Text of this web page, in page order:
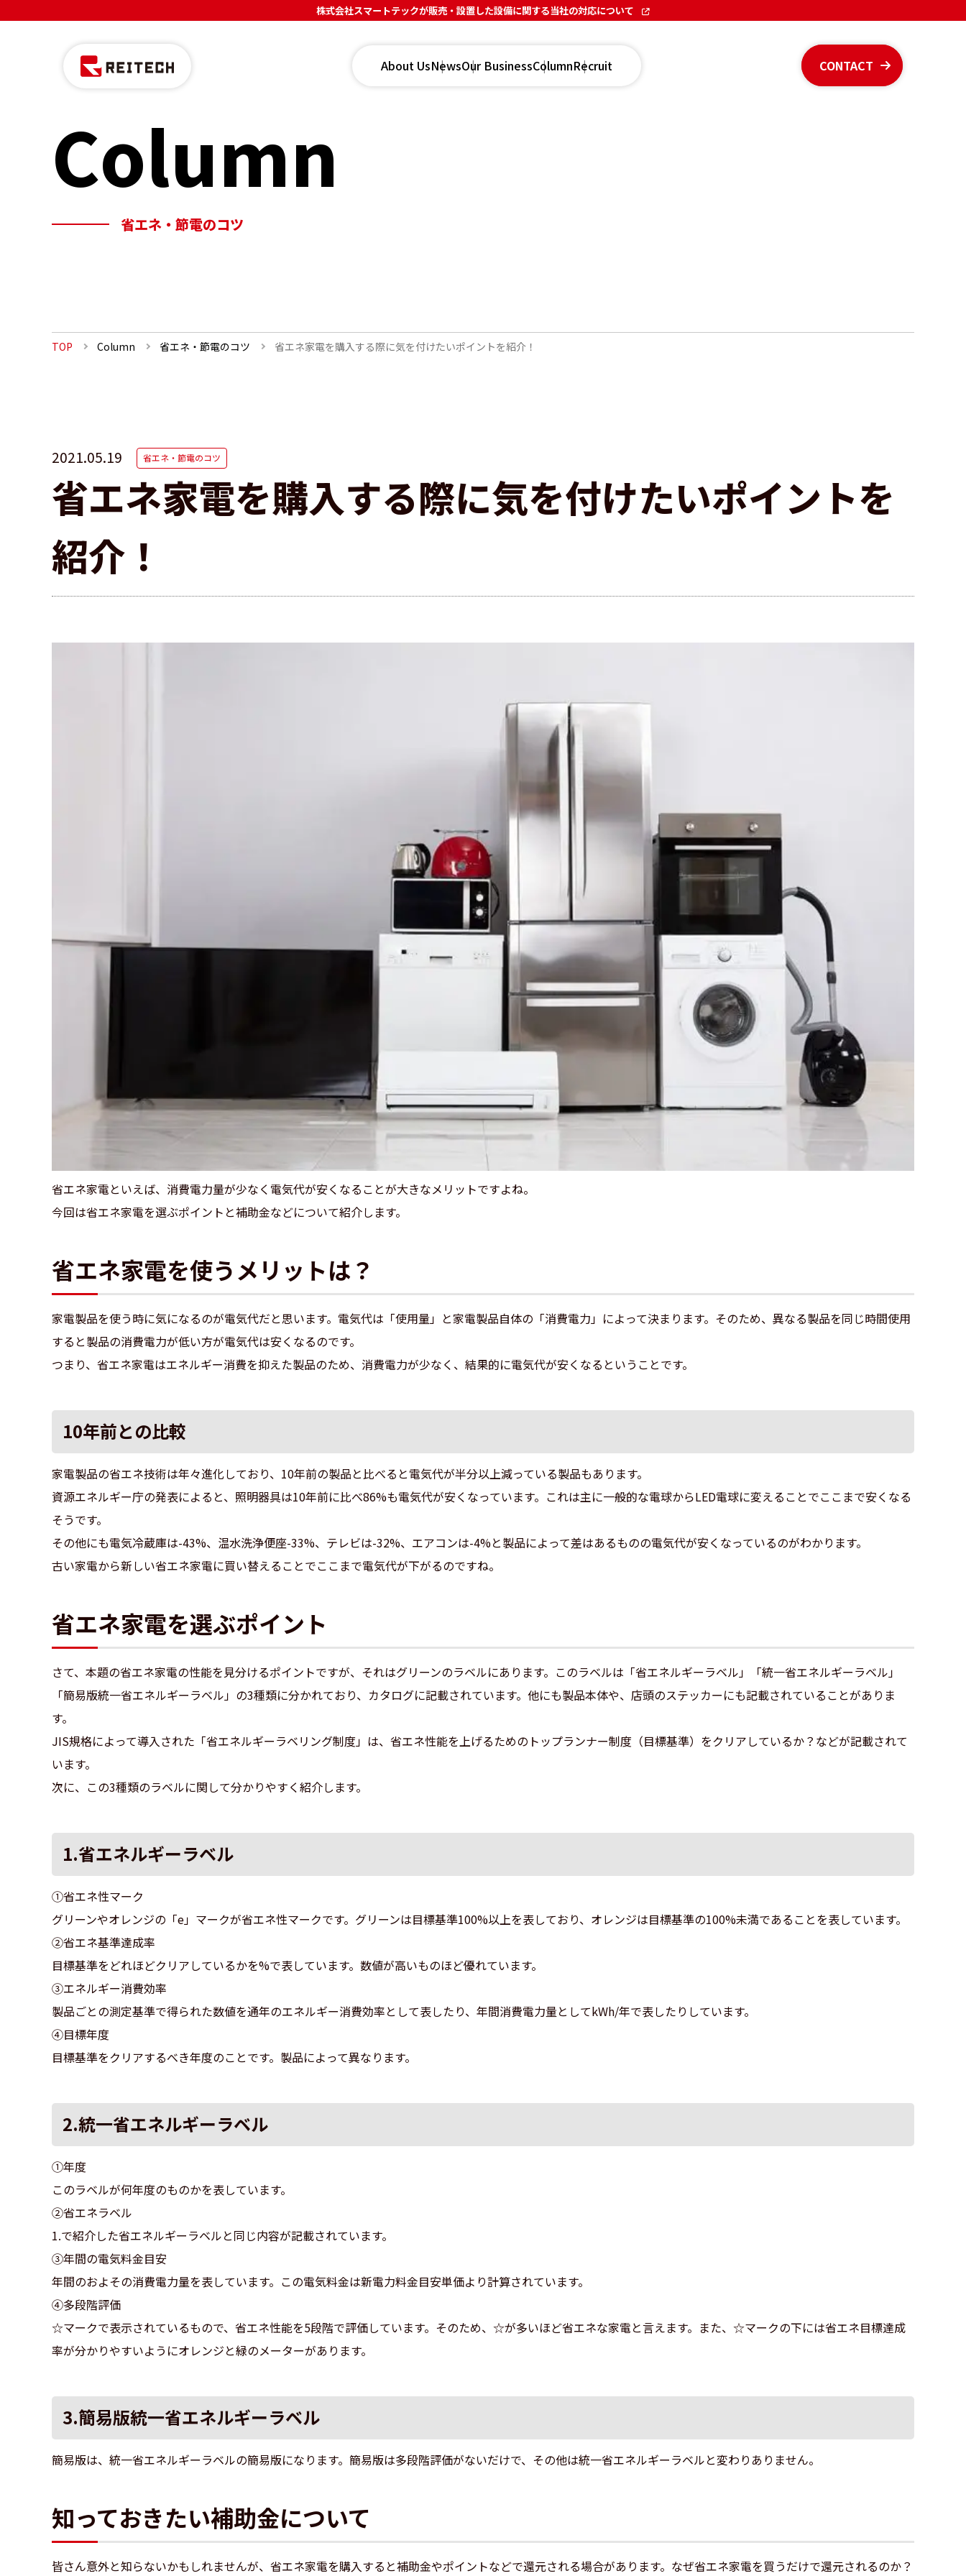
株式会社スマートテックが販売・設置した設備に関する当社の対応について
About UsNewsOur BusinessColumnRecruit CONTACT
Column
省エネ・節電のコツ
TOP Column 省エネ・節電のコツ 省エネ家電を購入する際に気を付けたいポイントを紹介！
2021.05.19 省エネ・節電のコツ
省エネ家電を購入する際に気を付けたいポイントを
紹介！
省エネ家電といえば、消費電力量が少なく電気代が安くなることが大きなメリットですよね。
今回は省エネ家電を選ぶポイントと補助金などについて紹介します。
省エネ家電を使うメリットは？
家電製品を使う時に気になるのが電気代だと思います。電気代は「使用量」と家電製品自体の「消費電力」によって決まります。そのため、異なる製品を同じ時間使用
すると製品の消費電力が低い方が電気代は安くなるのです。
つまり、省エネ家電はエネルギー消費を抑えた製品のため、消費電力が少なく、結果的に電気代が安くなるということです。
10年前との比較
家電製品の省エネ技術は年々進化しており、10年前の製品と比べると電気代が半分以上減っている製品もあります。
資源エネルギー庁の発表によると、照明器具は10年前に比べ86%も電気代が安くなっています。これは主に一般的な電球からLED電球に変えることでここまで安くなる
そうです。
その他にも電気冷蔵庫は-43%、温水洗浄便座-33%、テレビは-32%、エアコンは-4%と製品によって差はあるものの電気代が安くなっているのがわかります。
古い家電から新しい省エネ家電に買い替えることでここまで電気代が下がるのですね。
省エネ家電を選ぶポイント
さて、本題の省エネ家電の性能を見分けるポイントですが、それはグリーンのラベルにあります。このラベルは「省エネルギーラベル」「統一省エネルギーラベル」
「簡易版統一省エネルギーラベル」の3種類に分かれており、カタログに記載されています。他にも製品本体や、店頭のステッカーにも記載されていることがありま
す。
JIS規格によって導入された「省エネルギーラベリング制度」は、省エネ性能を上げるためのトップランナー制度（目標基準）をクリアしているか？などが記載されて
います。
次に、この3種類のラベルに関して分かりやすく紹介します。
1.省エネルギーラベル
①省エネ性マーク
グリーンやオレンジの「e」マークが省エネ性マークです。グリーンは目標基準100%以上を表しており、オレンジは目標基準の100%未満であることを表しています。
②省エネ基準達成率
目標基準をどれほどクリアしているかを%で表しています。数値が高いものほど優れています。
③エネルギー消費効率
製品ごとの測定基準で得られた数値を通年のエネルギー消費効率として表したり、年間消費電力量としてkWh/年で表したりしています。
④目標年度
目標基準をクリアするべき年度のことです。製品によって異なります。
2.統一省エネルギーラベル
①年度
このラベルが何年度のものかを表しています。
②省エネラベル
1.で紹介した省エネルギーラベルと同じ内容が記載されています。
③年間の電気料金目安
年間のおよその消費電力量を表しています。この電気料金は新電力料金目安単価より計算されています。
④多段階評価
☆マークで表示されているもので、省エネ性能を5段階で評価しています。そのため、☆が多いほど省エネな家電と言えます。また、☆マークの下には省エネ目標達成
率が分かりやすいようにオレンジと緑のメーターがあります。
3.簡易版統一省エネルギーラベル
簡易版は、統一省エネルギーラベルの簡易版になります。簡易版は多段階評価がないだけで、その他は統一省エネルギーラベルと変わりありません。
知っておきたい補助金について
皆さん意外と知らないかもしれませんが、省エネ家電を購入すると補助金やポイントなどで還元される場合があります。なぜ省エネ家電を買うだけで還元されるのか？